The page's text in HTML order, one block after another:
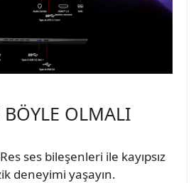
OLMALI
ses bileşenleri ile kayıpsız
deneyimi yaşayın.